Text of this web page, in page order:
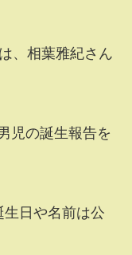
、相葉雅紀さん
児の誕生報告を
日や名前は公